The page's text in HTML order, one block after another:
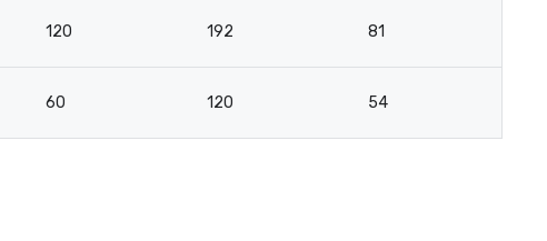
120 192 81
60 120 54